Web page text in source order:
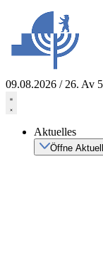
springen
09.08.2026 / 26. Av
Aktuelles
Öffne